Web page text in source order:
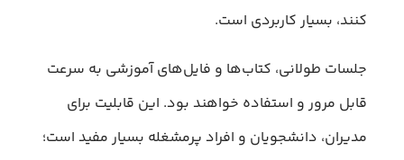
کنند، بسیار کاربردی است.
جلسات طولانی، کتاب‌ها و فایل‌های آموزشی به سرعت
قابل مرور و استفاده خواهند بود. این قابلیت برای
مدیران، دانشجویان و افراد پرمشغله بسیار مفید است؛